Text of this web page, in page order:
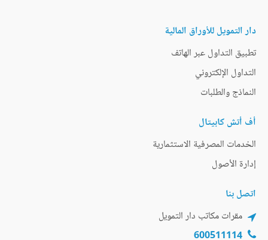
دار التمويل للأوراق المالية
تطبيق التداول عبر الهاتف
التداول الإلكتروني
النماذج والطلبات
أف أتش كابيتال
الخدمات المصرفية الاستثمارية
إدارة الأصول
اتصل بنا
مقرات مكاتب دار التمويل
600511114